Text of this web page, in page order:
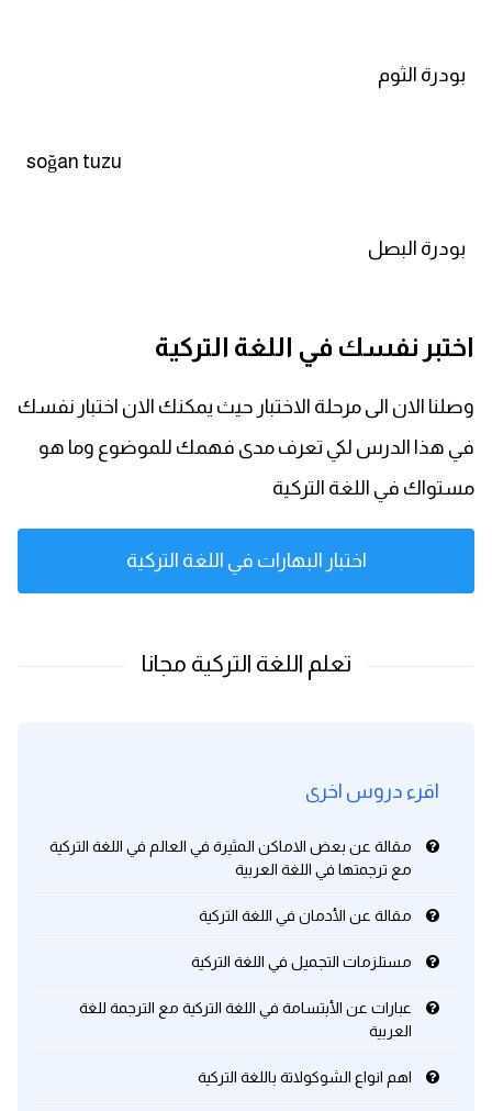
بودرة الثوم
soğan tuzu
بودرة البصل
اختبر نفسك في اللغة التركية
وصلنا الان الى مرحلة الاختبار حيث يمكنك الان اختبار نفسك
في هذا الدرس لكي تعرف مدى فهمك للموضوع وما هو
مستواك في اللغة التركية
اختبار البهارات في اللغة التركية
اقرء دروس اخرى
مقالة عن بعض الاماكن المثيرة في العالم في اللغة التركية
مع ترجمتها في اللغة العربية
مقالة عن الأدمان في اللغة التركية
مستلزمات التجميل في اللغة التركية
عبارات عن الأبتسامة في اللغة التركية مع الترجمة للغة
العربية
اهم انواع الشوكولاتة باللغة التركية